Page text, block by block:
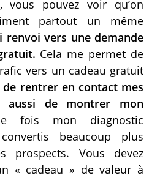
vous pouvez voir qu’on
partout un même
renvoi vers une demande
Cela me permet de
vers un cadeau gratuit
rentrer en contact mes
aussi de montrer mon
fois mon diagnostic
beaucoup plus
prospects. Vous devez
« cadeau » de valeur à